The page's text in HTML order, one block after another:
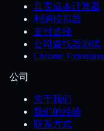
真实成本计算器
利润模拟器
支付途径
公司查找器测试
Chrome Extension
公司
关于我们
我们的经验
联系方式